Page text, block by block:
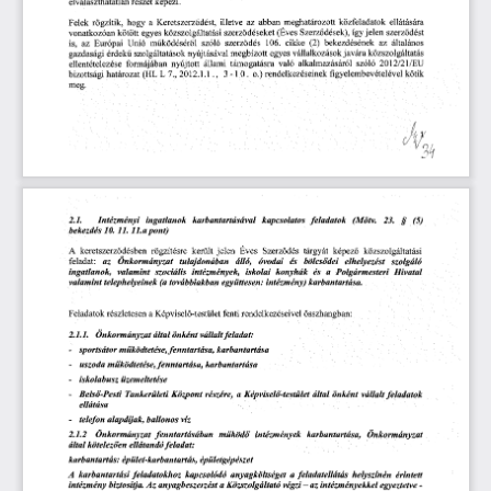
Felek
  rögzítik,
  hogy
  a  Keretszerződést,
  illetve
  az
  abban
  meghatározott
  közfeladatok
  ellátására
vonatkozóan
  kötött
  egyes
közszolgáltatási
  szerződéseket
  (Éves
  Szerződések),
  így
jelen
  szerződést
is,     az
  Európai
   Unió
  működéséről
   szóló
  szerződés
   106.
  cikke
  (2)
  bekezdésének
   az
   általános
gazdasági
  érdekű
  szolgáltatások
  nyújtásával
megbízott
  egyes
  vállalkozások
javára
  közszolgáltatás
ellentételezése
  formájában
  nyújtott
  állami
  támogatásra
  való
  alkalmazásáról
   szóló
   2012/21/EU
bizottsági
  határozat
  (HL
  L  7.,
2012.1.1.,
   3-10.
   o.)
rendelkezéseinek
   figyelembevételével
   kötik
meg.
2.1.
        Intézményi
     ingatlanok
     karbantartásával
      kapcsolatos
    feladatok
      (Mötv.
    23.
    §
    (5)
bekezdés
   10.
  11.
      ll.apont)
A   keretszerződésben
   rögzítésre
  került
  jelen
  Eves
   Szerződés
  tárgyát
  képező
   közszolgáltatási
feladat:
   az
    Önkormányzat
      tulajdonában
     álló,
    óvodai
    és
    bölcsődei
     elhelyezést
       szolgáló
ingatlanok,
     valamint
    szociális
    intézmények,
     iskolai
    konyhák
    és
   a
   Polgármesteri
       Hivatal
valamint
   telephelyeinek
    (a
továbbiakban
   együttesen:
   intézmény)
     karbantartása.
Feladatok
  részletesen
  a Képviselő-testület
  fenti
rendelkezéseivel
  összhangban:
2.1.1.
    Ónkorm
  ányzat
  által
  önként
  vállalt
   feladat:
-    sportsátor
   működtetése,
  fenntartása,
      karbantartása
-    uszoda
  működtetése,
  fenntartása,
      karbantartása
-    iskolabusz
     üzemeltetése
-    Belső-Pesti
    Tankerületi
   Központ
   részére,
   a
  Képviselő-testület
     által
  önként
   vállalt
    feladatok
ellátása
-    telefon
  alapdijak,
   ballonos
   víz
2.1.2
     Önkormányzat
    fenntartásában
      működő
    intézmények
     karbantartása,
        Önkormányzat
által
  kötelezően
   ellátandó
    feladat:
karbantartás:
    épület-karbantartás,
       épületgépészet
A  karbantartási
    feladatokhoz
     kapcsolódó
    anyagköltséget
     a
  feladatellátás
     helyszínén
     érintett
intézmény
   biztosítja.
  Az
  anyagbeszerzést
    a
Közszolgáltató
    végzi
  -  az
  intézményekkel
    egyeztetve
   -